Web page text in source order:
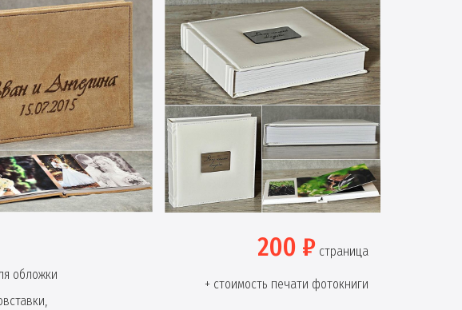
обложки
200 ₽ страница
+ стоимость печати фотокниги